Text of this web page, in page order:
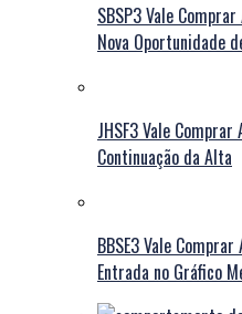
SBSP3 Vale
Nova Oportunidade
JHSF3 Vale
Continuação da Alta
BBSE3 Vale
Entrada no Gráfico